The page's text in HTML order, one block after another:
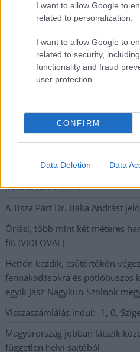
I want to allow Google to
related to personalization.
I want to allow Google to
related to security,
functionality and fraud
user protection.
CONFIRM
Data Deletion Data
meg e-mail címét:
Megismertem és elfogadom a
Nem szeretne lemaradni semmiről?
legfrissebb információkkal és exkluzív
A SZOL24 legfrissebb
Drágább lett Magyarország, de
a hazai turizmusról
A Tisza Párt Dr. Baka Andrást
Óriási, több mint két méteres
fiú (VIDEÓVAL)
Hétfőn kezdik, csütörtökön
fennakadásokra és pótlóbuszos
egyik Jász-Nagykun-Szolnok
Visszaszámlálás indul: -1, 0,
Magyarország jobban látszik
független helyi sajtóból